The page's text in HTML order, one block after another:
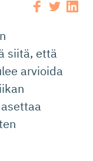
siitä, että
arvioida